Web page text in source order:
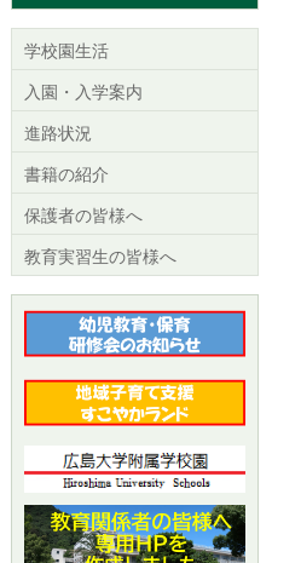
学校園生活
入園・入学案内
進路状況
書籍の紹介
保護者の皆様へ
教育実習生の皆様へ